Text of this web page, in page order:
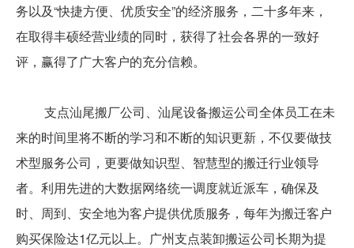
务以及“快捷方便、优质安全”的经济服务，二十多年来，
在取得丰硕经营业绩的同时，获得了社会各界的一致好
评，赢得了广大客户的充分信赖。
支点汕尾搬厂公司、汕尾设备搬运公司全体员工在未
来的时间里将不断的学习和不断的知识更新，不仅要做技
术型服务公司，更要做知识型、智慧型的搬迁行业领导
者。利用先进的大数据网络统一调度就近派车，确保及
时、周到、安全地为客户提供优质服务，每年为搬迁客户
购买保险达1亿元以上。广州支点装卸搬运公司长期为提